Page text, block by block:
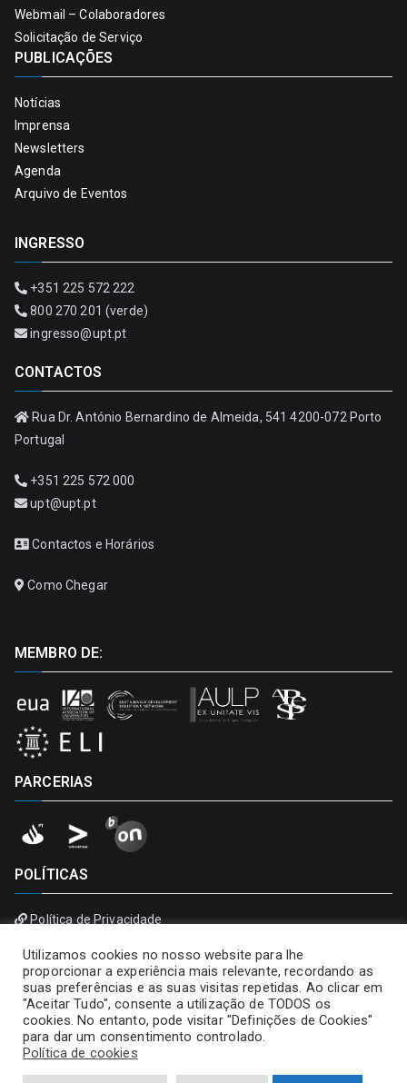
Webmail – Colaboradores
Solicitação de Serviço
PUBLICAÇÕES
Notícias
Imprensa
Newsletters
Agenda
Arquivo de Eventos
INGRESSO
+351 225 572 222
800 270 201 (verde)
ingresso@upt.pt
CONTACTOS
Rua Dr. António Bernardino de Almeida, 541 4200-072 Porto
Portugal
+351 225 572 000
upt@upt.pt
Contactos e Horários
Como Chegar
MEMBRO DE:
PARCERIAS
POLÍTICAS
Política de Privacidade
Utilizamos cookies no nosso website para lhe
proporcionar a experiência mais relevante, recordando as
suas preferências e as suas visitas repetidas. Ao clicar em
"Aceitar Tudo", consente a utilização de TODOS os
cookies. No entanto, pode visitar "Definições de Cookies"
para dar um consentimento controlado.
Política de cookies